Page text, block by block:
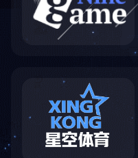
生活饮用水检测